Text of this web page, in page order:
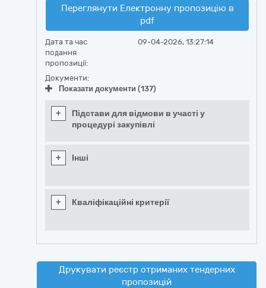
Переглянути Електронну пропозицію в
pdf
Дата та час
подання
пропозиції:
09-04-2026, 13:27:14
Документи:
Показати документи (137)
+
Підстави для відмови в участі у
процедурі закупівлі
+ Інші
+ Кваліфікаційні критерії
Друкувати реєстр отриманих тендерних
пропозицій